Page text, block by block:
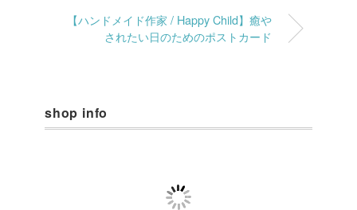
【ハンドメイド作家 / Happy Child】癒や
されたい日のためのポストカード
shop info